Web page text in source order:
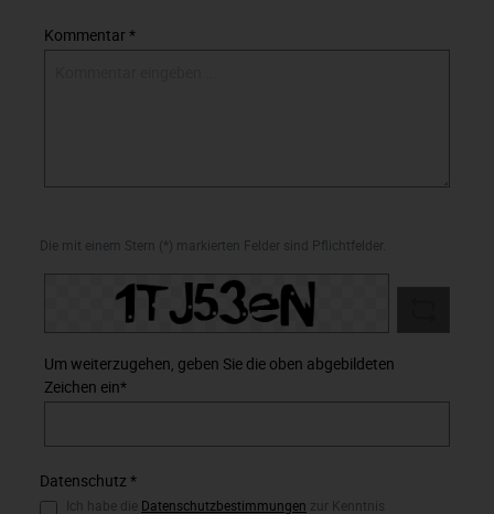
Kommentar *
Die mit einem Stern (*) markierten Felder sind Pflichtfelder.
Um weiterzugehen, geben Sie die oben abgebildeten
Zeichen ein*
Datenschutz *
Ich habe die Datenschutzbestimmungen zur Kenntnis